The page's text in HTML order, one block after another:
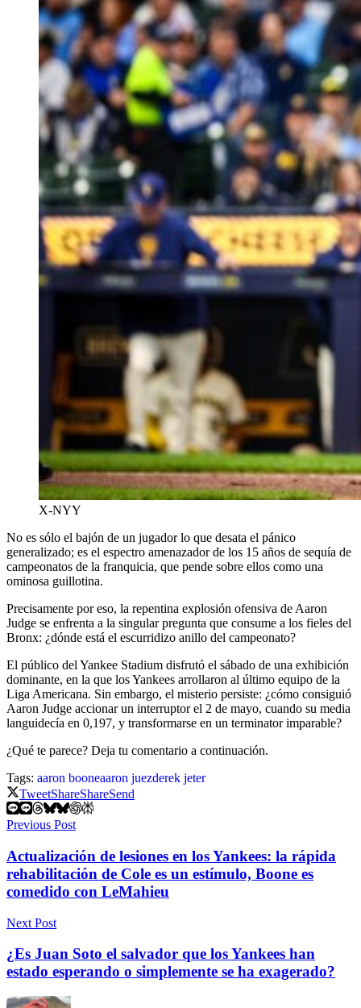
X-NYY
No es sólo el bajón de un jugador lo que desata el pánico
generalizado; es el espectro amenazador de los 15 años de sequía de
campeonatos de la franquicia, que pende sobre ellos como una
ominosa guillotina.
Precisamente por eso, la repentina explosión ofensiva de Aaron
Judge se enfrenta a la singular pregunta que consume a los fieles del
Bronx: ¿dónde está el escurridizo anillo del campeonato?
El público del Yankee Stadium disfrutó el sábado de una exhibición
dominante, en la que los Yankees arrollaron al último equipo de la
Liga Americana. Sin embargo, el misterio persiste: ¿cómo consiguió
Aaron Judge accionar un interruptor el 2 de mayo, cuando su media
languidecía en 0,197, y transformarse en un terminator imparable?
¿Qué te parece? Deja tu comentario a continuación.
Tags: aaron booneaaron juezderek jeter
TweetShareShareSend
Previous Post
Actualización de lesiones en los Yankees: la rápida
rehabilitación de Cole es un estímulo, Boone es
comedido con LeMahieu
Next Post
¿Es Juan Soto el salvador que los Yankees han
estado esperando o simplemente se ha exagerado?